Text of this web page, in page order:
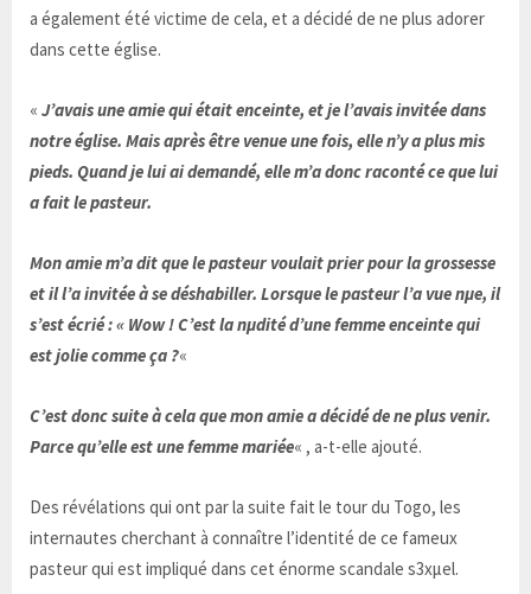
a également été victime de cela, et a décidé de ne plus adorer
dans cette église.
« J’avais une amie qui était enceinte, et je l’avais invitée dans
notre église. Mais après être venue une fois, elle n’y a plus mis
pieds. Quand je lui ai demandé, elle m’a donc raconté ce que lui
a fait le pasteur.
Mon amie m’a dit que le pasteur voulait prier pour la grossesse
et il l’a invitée à se déshabiller. Lorsque le pasteur l’a vue nµe, il
s’est écrié : « Wow ! C’est la nµdité d’une femme enceinte qui
est jolie comme ça ?«
C’est donc suite à cela que mon amie a décidé de ne plus venir.
Parce qu’elle est une femme mariée« , a-t-elle ajouté.
Des révélations qui ont par la suite fait le tour du Togo, les
internautes cherchant à connaître l’identité de ce fameux
pasteur qui est impliqué dans cet énorme scandale s3xµel.